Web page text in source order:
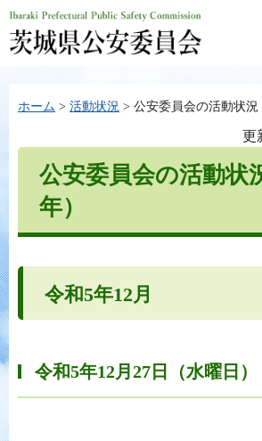
ホーム > 活動状況 > 公安委員会の活動状況
更
公安委員会の活動状
年）
令和5年12月
令和5年12月27日（水曜日）